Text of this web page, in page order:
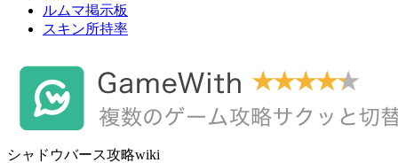
ルムマ掲示板
スキン所持率
シャドウバース攻略wiki